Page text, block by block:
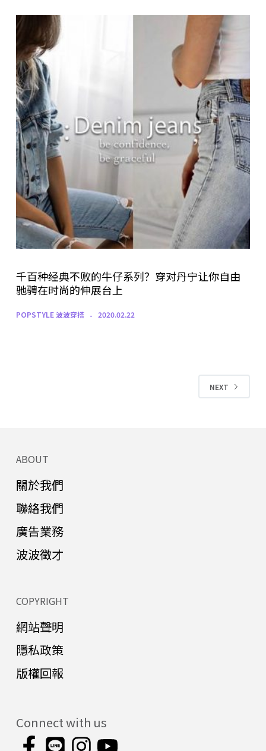
千百种经典不败的牛仔系列？穿对丹宁让你自由
驰骋在时尚的伸展台上
POPSTYLE 波波穿搭 2020.02.22
NEXT
ABOUT
關於我們
聯絡我們
廣告業務
波波徵才
COPYRIGHT
網站聲明
隱私政策
版權回報
Connect with us